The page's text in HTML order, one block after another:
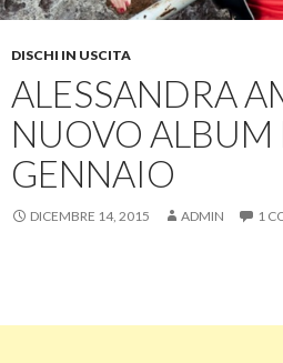
DISCHI IN USCITA
ALESSANDRA
NUOVO ALBUM
GENNAIO
DICEMBRE 14, 2015 ADMIN 1